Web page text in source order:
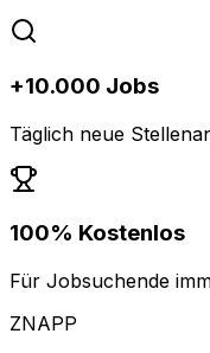
+10.000 Jobs
Täglich neue
100% Kostenlos
Für Jobsuchende
ZNAPP